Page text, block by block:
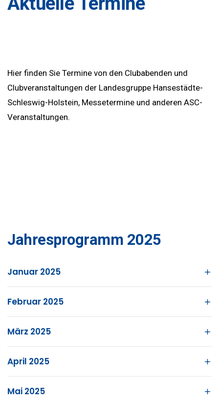
Hier finden Sie Termine von den Clubabenden und
Clubveranstaltungen der Landesgruppe Hansestädte-
Schleswig-Holstein, Messetermine und anderen ASC-
Veranstaltungen.
Jahresprogramm 2025
Januar 2025
Februar 2025
März 2025
April 2025
Mai 2025